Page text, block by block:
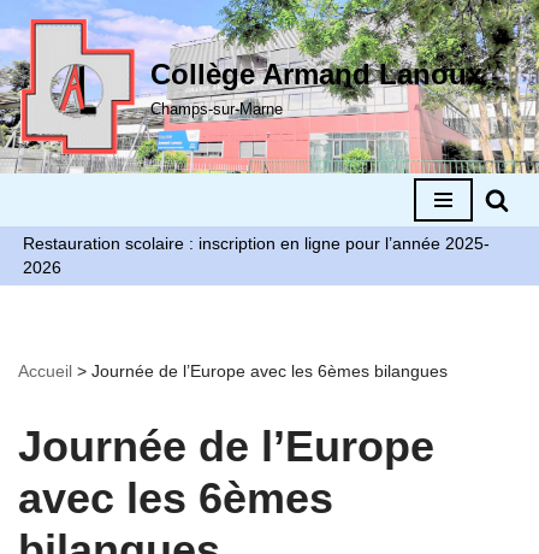
Aller
au
contenu
Collège Armand Lanoux
Champs-sur-Marne
Restauration scolaire : inscription en ligne pour l’année 2025-
2026
Accueil > Journée de l’Europe avec les 6èmes bilangues
Journée de l’Europe
avec les 6èmes